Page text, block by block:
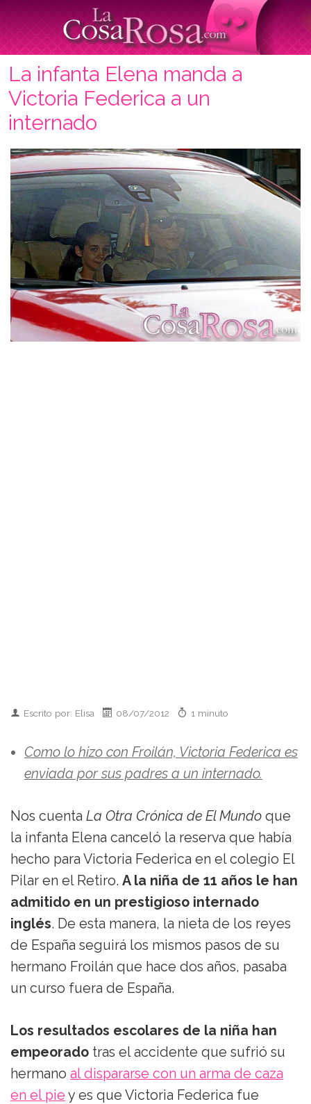
La infanta Elena manda a
Victoria Federica a un
internado
Escrito por: Elisa 08/07/2012 1 minuto
Como lo hizo con Froilán, Victoria Federica es
enviada por sus padres a un internado.
Nos cuenta La Otra Crónica de El Mundo que
la infanta Elena canceló la reserva que había
hecho para Victoria Federica en el colegio El
Pilar en el Retiro. A la niña de 11 años le han
admitido en un prestigioso internado
inglés. De esta manera, la nieta de los reyes
de España seguirá los mismos pasos de su
hermano Froilán que hace dos años, pasaba
un curso fuera de España.
Los resultados escolares de la niña han
empeorado tras el accidente que sufrió su
hermano al dispararse con un arma de caza
en el pie y es que Victoria Federica fue